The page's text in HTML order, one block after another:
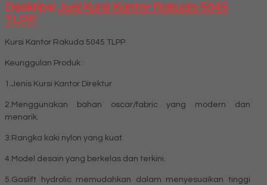
DeskripsiJual Kursi Kantor Rakuda 5045
TLPP
Kursi Kantor Rakuda 5045 TLPP
Keunggulan Produk :
1.Jenis Kursi Kantor Direktur
2.Menggunakan bahan oscar/fabric yang modern dan
menarik.
3.Rangka kaki nylon yang kuat.
4.Model desain yang berkelas dan terkini.
5.Gaslift hydrolic memudahkan dalam menyesuaikan tinggi